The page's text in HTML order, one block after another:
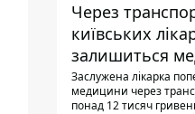
Через
київських
залишиться
санітарок -
Голубовська
Заслужена лікарка
медицини через
понад 12 тисяч